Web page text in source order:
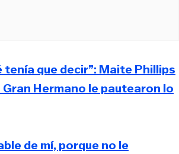
tenía que decir”: Maite Phillips
Hermano le pautearon lo
de mí, porque no le